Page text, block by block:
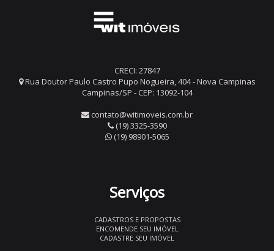
CRECI: 27847
Rua Doutor Paulo Castro Pupo Nogueira, 404 - Nova Campinas
Campinas/SP - CEP: 13092-104
contato@witimoveis.com.br
(19) 3325-3590
(19) 98901-5065
Serviços
CADASTROS E PROPOSTAS
ENCOMENDE SEU IMÓVEL
CADASTRE SEU IMÓVEL